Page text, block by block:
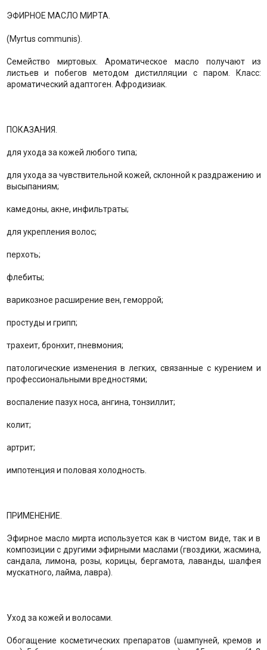
ЭФИРНОЕ МАСЛО МИРТА.
(Myrtus communis).
Семейство миртовых. Ароматическое масло получают из
листьев и побегов методом дистилляции с паром. Класс:
ароматический адаптоген. Афродизиак.
ПОКАЗАНИЯ.
для ухода за кожей любого типа;
для ухода за чувствительной кожей, склонной к раздражению и
высыпаниям;
камедоны, акне, инфильтраты;
для укрепления волос;
перхоть;
флебиты;
варикозное расширение вен, геморрой;
простуды и грипп;
трахеит, бронхит, пневмония;
патологические изменения в легких, связанные с курением и
профессиональными вредностями;
воспаление пазух носа, ангина, тонзиллит;
колит;
артрит;
импотенция и половая холодность.
ПРИМЕНЕНИЕ.
Эфирное масло мирта используется как в чистом виде, так и в
композиции с другими эфирными маслами (гвоздики, жасмина,
сандала, лимона, розы, корицы, бергамота, лаванды, шалфея
мускатного, лайма, лавра).
Уход за кожей и волосами.
Обогащение косметических препаратов (шампуней, кремов и